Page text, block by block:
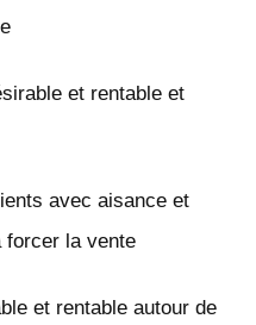
et rentable et
avec aisance et
forcer la vente
et rentable autour de